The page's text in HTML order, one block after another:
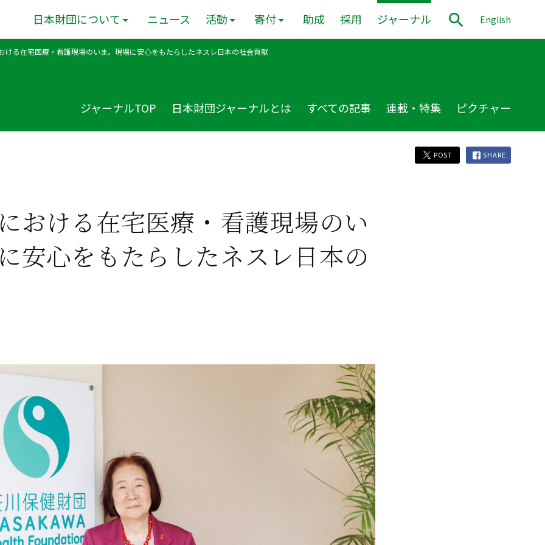
日本財団について ニュース 活動 寄付 助成 採用 ジャーナル English
ける在宅医療・看護現場のいま。現場に安心をもたらしたネスレ日本の社会貢献
ジャーナルTOP 日本財団ジャーナルとは すべての記事 連載・特集 ピクチャー
POST SHARE
おける在宅医療・看護現場のい
安心をもたらしたネスレ日本の